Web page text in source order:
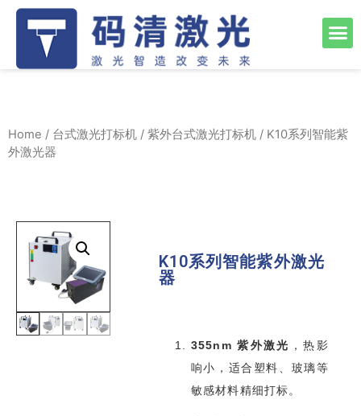
Home / 台式激光打标机 / 紫外台式激光打标机 / K10系列智能紫
外激光器
K10系列智能紫外激光
器
355nm 紫外激光 ，热影
响小，适合塑料、玻璃等
敏感材料精细打标。